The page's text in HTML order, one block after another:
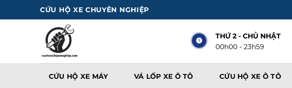
qua
CỨU HỘ XE CHUYÊN NGHIỆP
THỨ 2 - CHỦ NHẬT
00h00 - 23h59
CỨU HỘ XE MÁY VÁ LỐP XE Ô TÔ CỨU HỘ XE Ô TÔ